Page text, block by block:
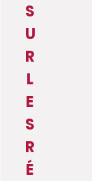
S
U
R
L
E
S
R
É